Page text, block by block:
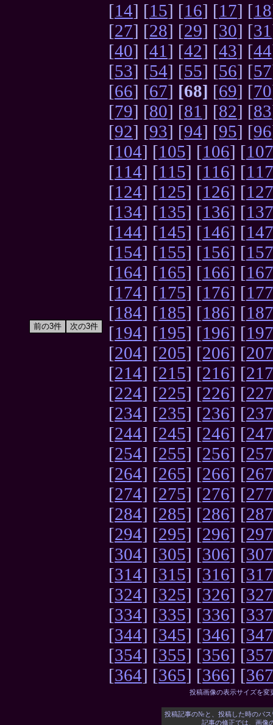
[14] [15] [16] [17] [18
[27] [28] [29] [30] [31
[40] [41 ] [42] [43] [44
[53] [54] [55] [56] [57
[66] [67] [68] [69] [70
[79] [80] [81 ] [82] [83
[92] [93] [94] [95] [96
[104] [105] [106] [107
[114] [115] [116] [117
[124] [125] [126] [127
[134] [135] [136] [137
[144] [145] [146] [147
[154] [155] [156] [157
[164] [165] [166] [167
[174] [175] [176] [177
[184] [185] [186] [187
[194] [195] [196] [197
[204] [205] [206] [207
[214] [215] [216] [217
[224] [225] [226] [227
[234] [235] [236] [237
[244] [245] [246] [247
[254] [255] [256] [257
[264] [265] [266] [267
[274] [275] [276] [277
[284] [285] [286] [287
[294] [295] [296] [297
[304] [305] [306] [307
[314] [315] [316] [317
[324] [325] [326] [327
[334] [335] [336] [337
[344] [345] [346] [347
[354] [355] [356] [357
[364] [365] [366] [367
投稿画像の表示サイズを変
投稿記事の№と、投稿した時のパ
記事の修正では、画像